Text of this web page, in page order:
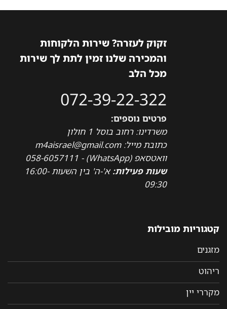
זקוק לעזרה? שירות הלקוחות
והמכירה שלנו זמין לתת לך שירות
מכל הלב
072-39-22-322
פרטים נוספים:
משרדינו: רחוב בוסל 1 חולון
כתובת מייל: m4aisrael@gmail.com
וואטסאפ (WhatsApp) - 058-6057111
שעות פעילות:
א'-ה' בין השעות 16:00-
09:30
קטגוריות מובילות
מזגנים
ריהוט
מקררי יין